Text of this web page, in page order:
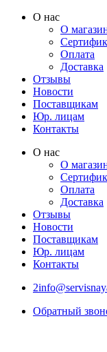
Перейти
содержимому
О нас
О
Оплата
Доставка
Отзывы
Новости
Поставщикам
Юр. лицам
Контакты
О нас
О
Оплата
Доставка
Отзывы
Новости
Поставщикам
Юр. лицам
Контакты
Обратный